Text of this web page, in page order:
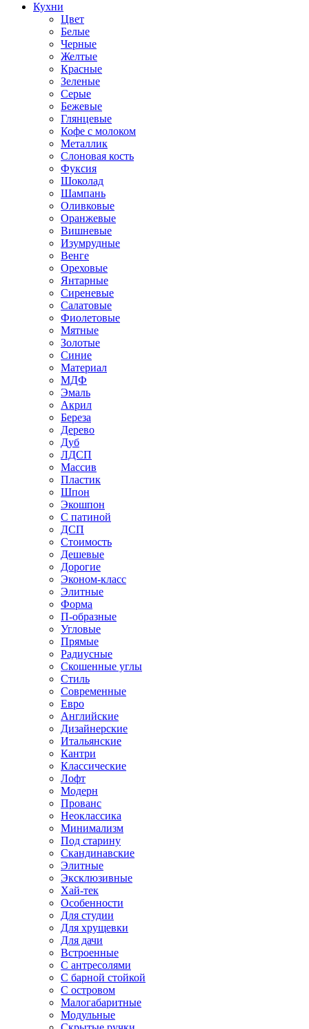
Кухни
Цвет
Белые
Черные
Желтые
Красные
Зеленые
Серые
Бежевые
Глянцевые
Кофе с молоком
Металлик
Слоновая кость
Фуксия
Шоколад
Шампань
Оливковые
Оранжевые
Вишневые
Изумрудные
Венге
Ореховые
Янтарные
Сиреневые
Салатовые
Фиолетовые
Мятные
Золотые
Синие
Материал
МДФ
Эмаль
Акрил
Береза
Дерево
Дуб
ЛДСП
Массив
Пластик
Шпон
Экошпон
С патиной
ДСП
Стоимость
Дешевые
Дорогие
Эконом-класс
Элитные
Форма
П-образные
Угловые
Прямые
Радиусные
Скошенные углы
Стиль
Современные
Евро
Английские
Дизайнерские
Итальянские
Кантри
Классические
Лофт
Модерн
Прованс
Неоклассика
Минимализм
Под старину
Скандинавские
Элитные
Эксклюзивные
Хай-тек
Особенности
Для студии
Для хрущевки
Для дачи
Встроенные
С антресолями
С барной стойкой
С островом
Малогабаритные
Модульные